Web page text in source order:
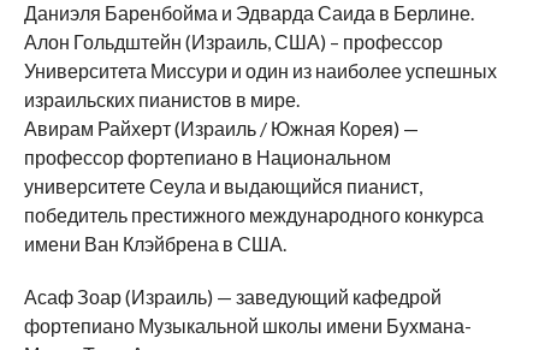
Даниэля Баренбойма и Эдварда Саида в Берлине.
Алон Гольдштейн (Израиль, США) – профессор
Университета Миссури и один из наиболее успешных
израильских пианистов в мире.
Авирам Райхерт (Израиль / Южная Корея) —
профессор фортепиано в Национальном
университете Сеула и выдающийся пианист,
победитель престижного международного конкурса
имени Ван Клэйбрена в США.
Асаф Зоар (Израиль) — заведующий кафедрой
фортепиано Музыкальной школы имени Бухмана-